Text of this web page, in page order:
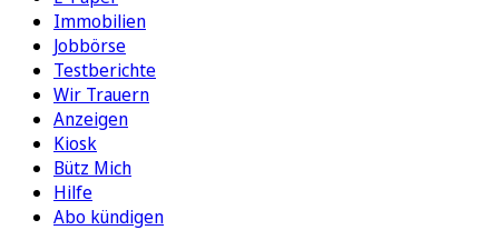
Immobilien
Jobbörse
Testberichte
Wir Trauern
Anzeigen
Kiosk
Bütz Mich
Hilfe
Abo kündigen